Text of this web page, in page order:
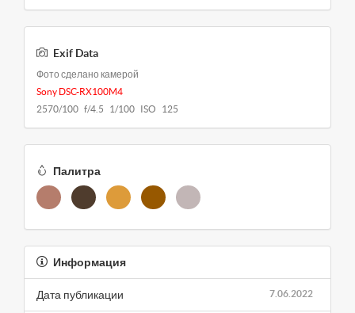
Exif Data
Фото сделано камерой
Sony DSC-RX100M4
2570/100 f/4.5 1/100 ISO 125
Палитра
Информация
7.06.2022
Дата публикации